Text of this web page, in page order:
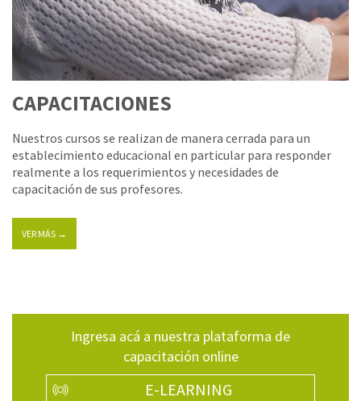
CAPACITACIONES
Nuestros cursos se realizan de manera cerrada para un
establecimiento educacional en particular para responder
realmente a los requerimientos y necesidades de
capacitación de sus profesores.
VER MÁS →
Ingresa acá a nuestra plataforma de
capacitación online
E-LEARNING